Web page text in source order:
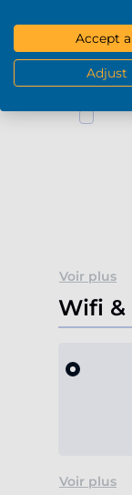
Voir plus
Wifi &
Voir plus
Accept
Adjust